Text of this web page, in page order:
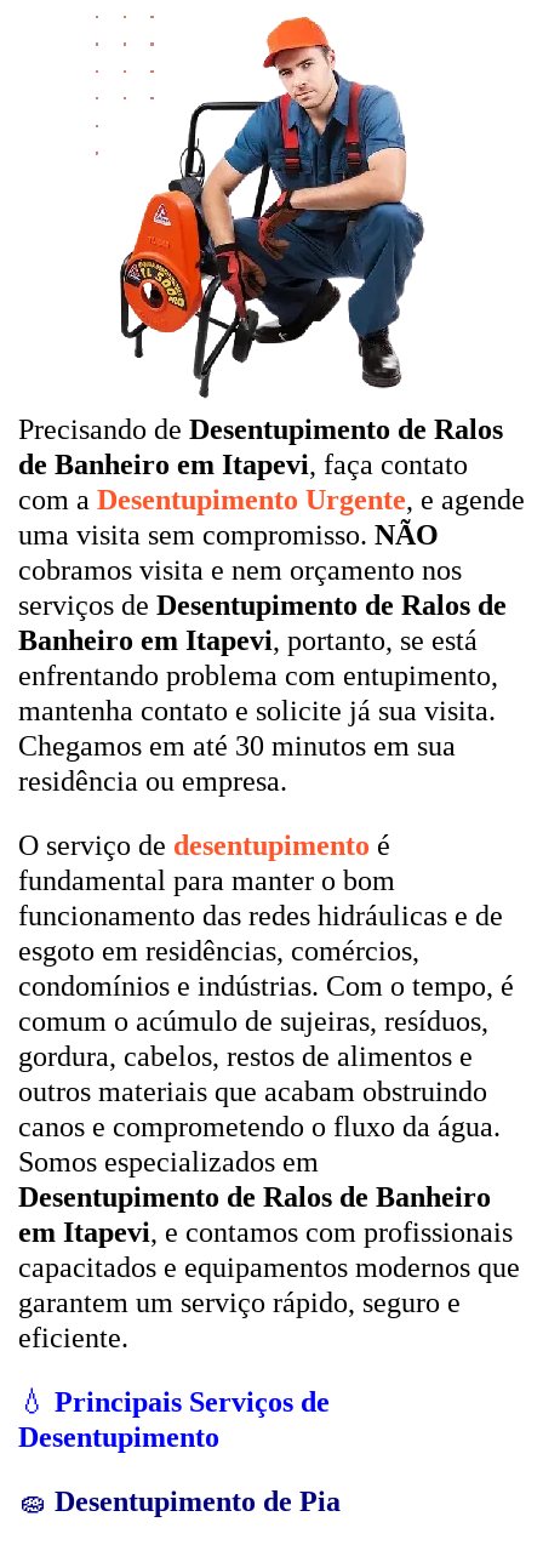
Precisando de Desentupimento de Ralos
de Banheiro em Itapevi, faça contato
com a Desentupimento Urgente, e agende
uma visita sem compromisso. NÃO
cobramos visita e nem orçamento nos
serviços de Desentupimento de Ralos de
Banheiro em Itapevi, portanto, se está
enfrentando problema com entupimento,
mantenha contato e solicite já sua visita.
Chegamos em até 30 minutos em sua
residência ou empresa.
O serviço de desentupimento é
fundamental para manter o bom
funcionamento das redes hidráulicas e de
esgoto em residências, comércios,
condomínios e indústrias. Com o tempo, é
comum o acúmulo de sujeiras, resíduos,
gordura, cabelos, restos de alimentos e
outros materiais que acabam obstruindo
canos e comprometendo o fluxo da água.
Somos especializados em
Desentupimento de Ralos de Banheiro
em Itapevi, e contamos com profissionais
capacitados e equipamentos modernos que
garantem um serviço rápido, seguro e
eficiente.
💧 Principais Serviços de
Desentupimento
🧽 Desentupimento de Pia